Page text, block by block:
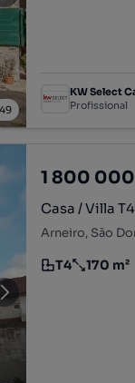
49
KW Select
Profissional
1 800
Casa / Villa
Arneiro, São
Tipologia
T4
Preço por170 m²